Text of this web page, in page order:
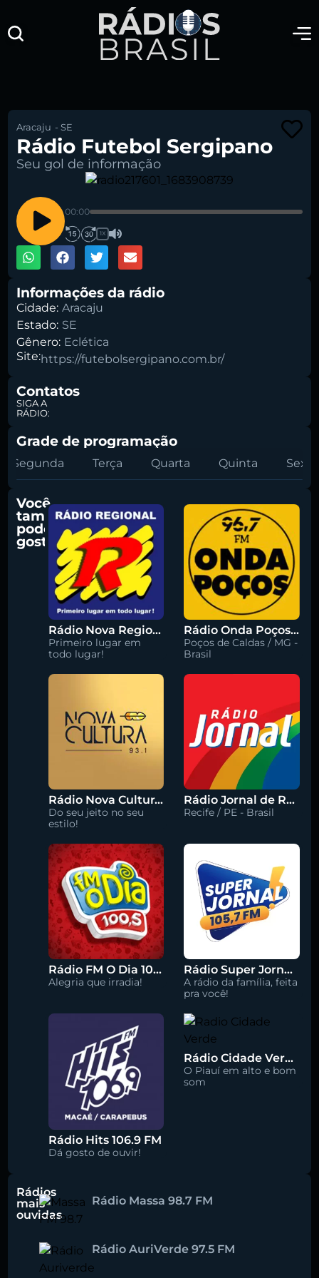
Aracaju -SE
Rádio Futebol Sergipano
Seu gol de informação
00:00
1X
Informações da rádio
Cidade: Aracaju
Estado: SE
Gênero: Eclética
Site:https://futebolsergipano.com.br/
Contatos
SIGA A
RÁDIO:
Grade de programação
Segunda Terça Quarta Quinta Sexta
Você
também
pode
gostar
Rádio Nova Regional 91.5 FM
Primeiro lugar em
todo lugar!
Rádio Onda Poços 96.7 FM
Poços de Caldas / MG -
Brasil
Rádio Nova Cultura 93.1 FM
Do seu jeito no seu
estilo!
Rádio Jornal de Recife 90.3 FM
Recife / PE - Brasil
Rádio FM O Dia 100.5
Alegria que irradia!
Rádio Super Jornal 105.7 FM
A rádio da família, feita
pra você!
Rádio Hits 106.9 FM
Dá gosto de ouvir!
Rádio Cidade Verde 93.5 FM
O Piauí em alto e bom
som
Rádios
mais
ouvidas
Rádio Massa 98.7 FM
Rádio AuriVerde 97.5 FM